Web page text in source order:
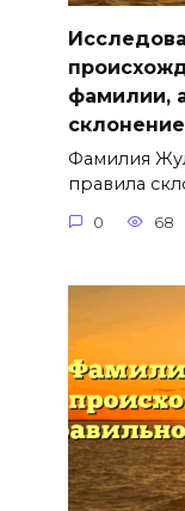
фамилии,
склонение
Фамилия
правила
0 68